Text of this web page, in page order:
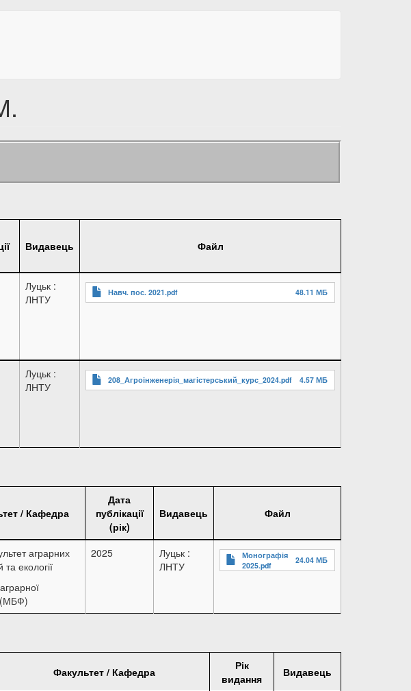
Видавець Файл
Луцьк :
ЛНТУ
Навч. пос. 2021.pdf 48.11 МБ
Луцьк :
ЛНТУ
208_Агроінженерія_магістерський_курс_2024.pdf 4.57 МБ
/ Кафедра
Дата
публікації
(рік)
Видавець Файл
аграрних
та екології
(МБФ)
2025
Луцьк :
ЛНТУ
Монографія
2025.pdf
24.04 МБ
Факультет / Кафедра
Рік
видання
Видавець